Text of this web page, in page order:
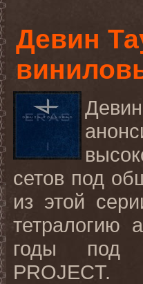
Девин
сетов под
из этой
тетралогию
годы под
PROJECT.